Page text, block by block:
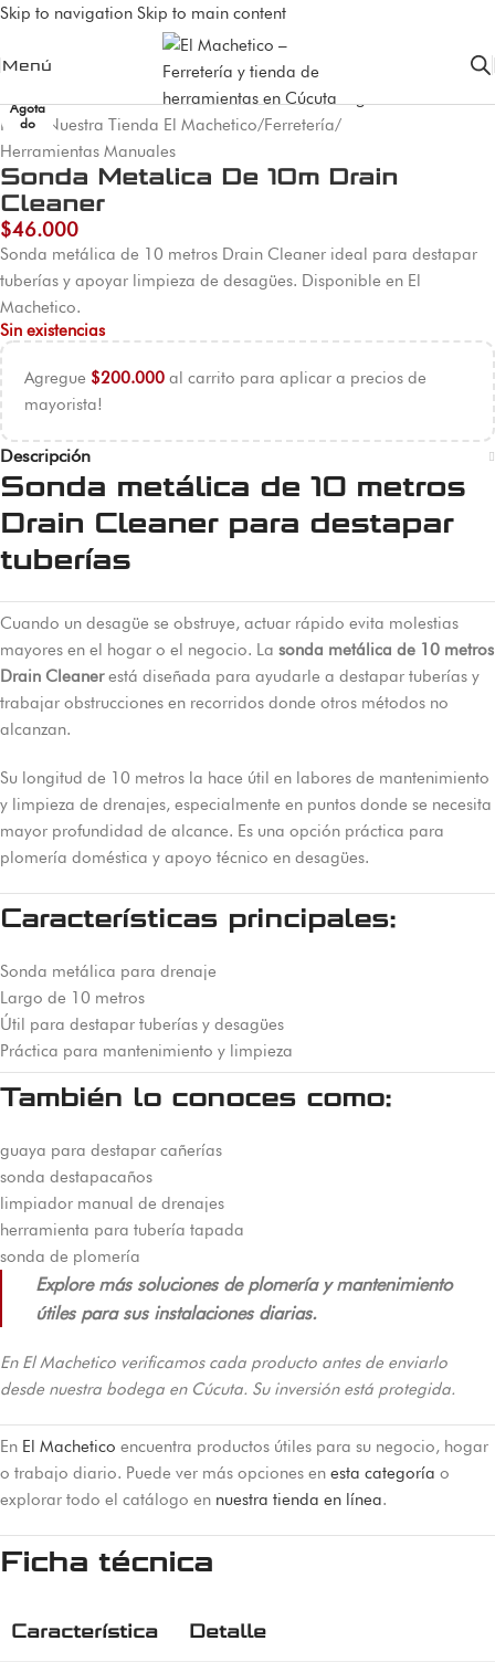
Skip to navigation Skip to main content
Menú
Agota
do
Inicio Nuestra Tienda El Machetico/Ferretería/
Herramientas Manuales
Sonda Metalica De 10m Drain
Cleaner
$46.000
Sonda metálica de 10 metros Drain Cleaner ideal para destapar
tuberías y apoyar limpieza de desagües. Disponible en El
Machetico.
Sin existencias
Agregue $200.000 al carrito para aplicar a precios de
mayorista!
Descripción
Sonda metálica de 10 metros
Drain Cleaner para destapar
tuberías
Cuando un desagüe se obstruye, actuar rápido evita molestias
mayores en el hogar o el negocio. La sonda metálica de 10 metros
Drain Cleanerestá diseñada para ayudarle a destapar tuberías y
trabajar obstrucciones en recorridos donde otros métodos no
alcanzan.
Su longitud de 10 metros la hace útil en labores de mantenimiento
y limpieza de drenajes, especialmente en puntos donde se necesita
mayor profundidad de alcance. Es una opción práctica para
plomería doméstica y apoyo técnico en desagües.
Características principales:
Sonda metálica para drenaje
Largo de 10 metros
Útil para destapar tuberías y desagües
Práctica para mantenimiento y limpieza
También lo conoces como:
guaya para destapar cañerías
sonda destapacaños
limpiador manual de drenajes
herramienta para tubería tapada
sonda de plomería
Explore más soluciones de plomería y mantenimiento
útiles para sus instalaciones diarias.
En El Machetico verificamos cada producto antes de enviarlo
desde nuestra bodega en Cúcuta. Su inversión está protegida.
En El Machetico encuentra productos útiles para su negocio, hogar
o trabajo diario. Puede ver más opciones en esta categoría o
explorar todo el catálogo en nuestra tienda en línea.
Ficha técnica
Característica Detalle